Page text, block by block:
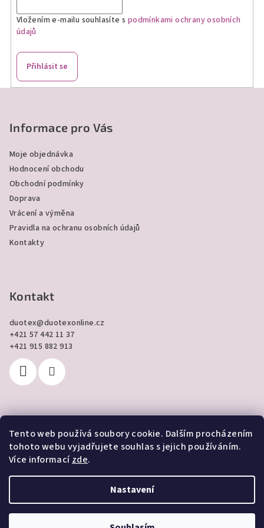
Tento web používá soubory cookie. Dalším procházením
tohoto webu vyjadřujete souhlas s jejich používáním.
Více informacízde.
Nastavení
Vložením e-mailu souhlasíte s podmínkami ochrany osobních
údajů
Přihlásit se
Informace pro Vás
Moje objednávka
Hodnocení obchodu
Obchodní podmínky
Doprava
Vrácení a výměna
Pravidla na ochranu osobních údajů
Kontakty
Kontakt
duotex@duotexonline.cz
+421 57 442 11 37
+421 915 882 913
Přijímáme online platby